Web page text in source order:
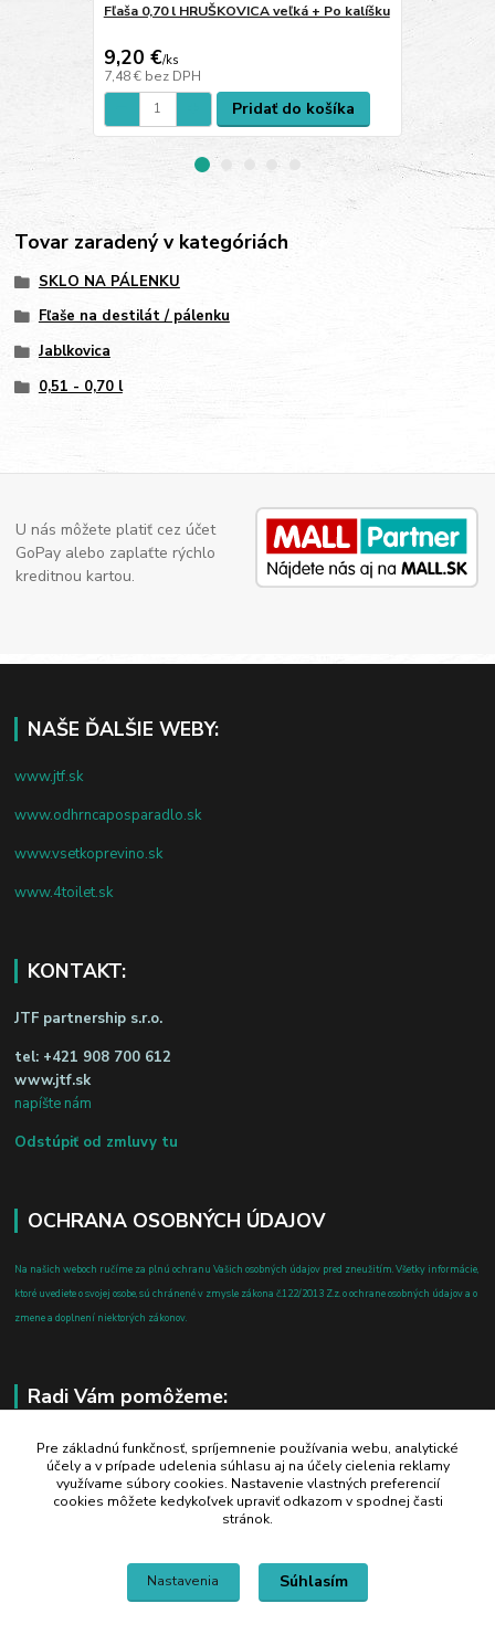
Fľaša 0,70 l HRUŠKOVICA veľká + Po kalíšku
9,20 €/ks
7,48 € bez DPH
Pridať do košíka
Tovar zaradený v kategóriách
SKLO NA PÁLENKU
Fľaše na destilát / pálenku
Jablkovica
0,51 - 0,70 l
U nás môžete platiť cez účet
GoPay alebo zaplaťte rýchlo
kreditnou kartou.
NAŠE ĎALŠIE WEBY:
www.jtf.sk
www.odhrncaposparadlo.sk
www.vsetkoprevino.sk
www.4toilet.sk
KONTAKT:
JTF partnership s.r.o.
tel: +421 908 700 612
www.jtf.sk
napíšte nám
Odstúpiť od zmluvy tu
OCHRANA OSOBNÝCH ÚDAJOV
Na našich weboch ručíme za plnú ochranu Vašich osobných údajov pred zneužitím. Všetky informácie,
ktoré uvediete o svojej osobe, sú chránené v zmysle zákona č.122/2013 Z.z. o ochrane osobných údajov a o
zmene a doplnení niektorých zákonov.
Radi Vám pomôžeme:
+421 908 700 612
po-pia: 8.00 - 16.00
business@jtf.sk
Pre základnú funkčnosť, spríjemnenie používania webu, analytické
účely a v prípade udelenia súhlasu aj na účely cielenia reklamy
využívame súbory cookies. Nastavenie vlastných preferencií
cookies môžete kedykoľvek upraviť odkazom v spodnej časti
stránok.
Nastavenia Súhlasím